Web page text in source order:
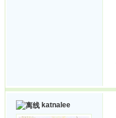
katnalee